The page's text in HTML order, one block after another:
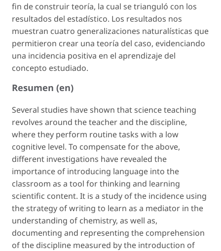
fin de construir teoría, la cual se trianguló con los
resultados del estadístico. Los resultados nos
muestran cuatro generalizaciones naturalísticas que
permitieron crear una teoría del caso, evidenciando
una incidencia positiva en el aprendizaje del
concepto estudiado.
Resumen (en)
Several studies have shown that science teaching
revolves around the teacher and the discipline,
where they perform routine tasks with a low
cognitive level. To compensate for the above,
different investigations have revealed the
importance of introducing language into the
classroom as a tool for thinking and learning
scientific content. It is a study of the incidence using
the strategy of writing to learn as a mediator in the
understanding of chemistry, as well as,
documenting and representing the comprehension
of the discipline measured by the introduction of